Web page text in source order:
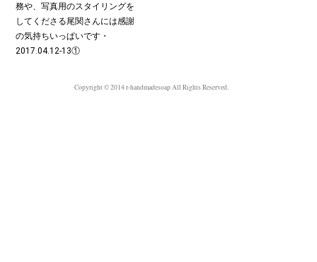
務や、写真用のスタイリングを
してくださる尾関さんには感謝
の気持ちいっぱいです︎・
2017.04.12-13①
Copyright © 2014 r-handmadesoap All Rights Reserved.